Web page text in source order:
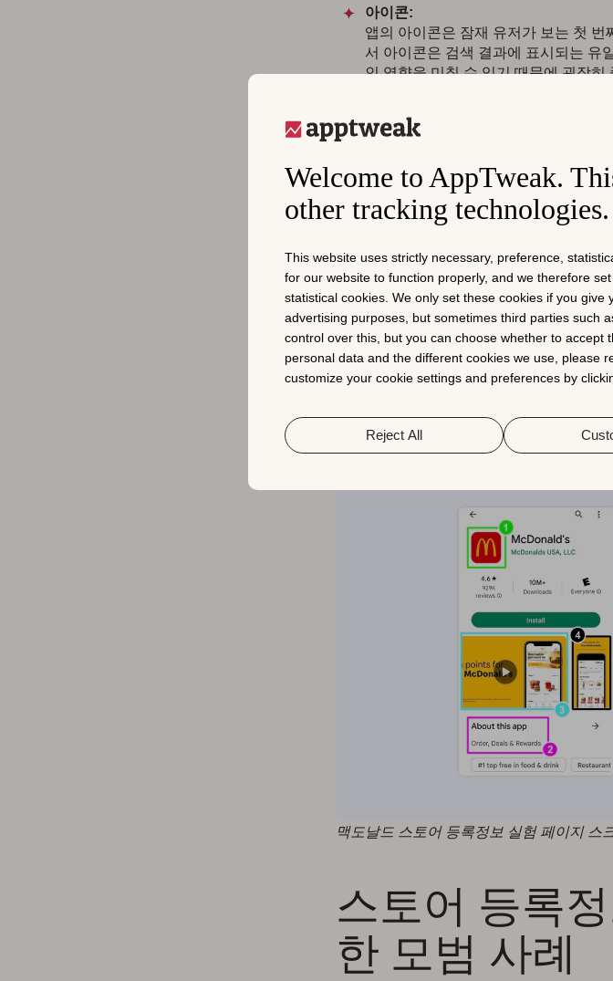
Welcome to AppTweak.
other tracking technologies.
This website uses strictly necessary, preference,
for our website to function properly, and we therefore
statistical cookies. We only set these cookies if you
advertising purposes, but sometimes third parties such
control over this, but you can choose whether to
personal data and the different cookies we use, please
customize your cookie settings and preferences by
Reject All
아이콘:
앱의 아이콘은 잠재 유저가 보는 첫
서 아이콘은 검색 결과에 표시되는 유
인 영향을 미칠 수 있기 때문에 굉장히
최대 80자까지 가능하며 앱 제목 다음
트 불가). 스토어 등록정보 페이지의
가 높은 항목입니다. 따라서 앱의 간
향을 미칩니다.
피쳐 그래픽 및 미리보기 동영상 기능
픽은 미리보기 동영상을 오버레이하
분을 차지합니다. 그러므로 전환의 주
스크린샷:
앱의 주요 가치 제안을 강조하고 사용
을 제공합니다.
상세 설명
읽지만 이는 해당 사용자의 전환율에
맥도날드 스토어 등록정보 실험 페이지 스
스토어 등록
한 모범 사례